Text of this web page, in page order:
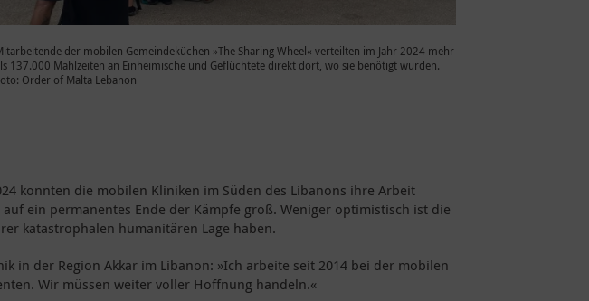
der mobilen Gemeindeküchen »The Sharing Wheel« verteilten im Jahr 2024 mehr
137.000 Mahlzeiten an Einheimische und Geflüchtete direkt dort, wo sie benötigt wurden.
Order of Malta Lebanon
konnten die mobilen Kliniken im Süden des Libanons ihre Arbeit
ein permanentes Ende der Kämpfe groß. Weniger optimistisch ist die
katastrophalen humanitären Lage haben.
in der Region Akkar im Libanon: »Ich arbeite seit 2014 bei der mobilen
Wir müssen weiter voller Hoffnung handeln.«